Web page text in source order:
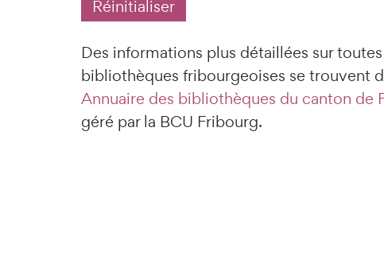
Réinitialiser
Des informations plus détaillées sur
bibliothèques fribourgeoises se trouvent
Annuaire des bibliothèques du canton de
géré par la BCU Fribourg.